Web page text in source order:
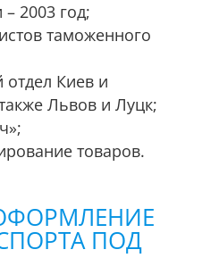
2003 год;
таможенного
Киев и
Львов и Луцк;
товаров.
ПОД